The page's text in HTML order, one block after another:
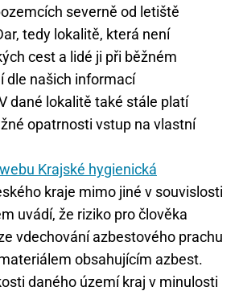
severně od letiště
tedy lokalitě, která není
cest a lidé ji při běžném
dle našich informací
dané lokalitě také stále platí
opatrnosti vstup na vlastní
webu Krajské hygienická
kraje mimo jiné v souvislosti
uvádí, že riziko pro člověka
vdechování azbestového prachu
obsahujícím azbest.
daného území kraj v minulosti